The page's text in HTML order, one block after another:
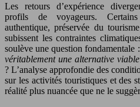
Les retours d’expérience
profils de voyageurs.
authentique, préservée du
subissent les contraintes
soulève une question fondamentale :
véritablement une alternative
? L’analyse approfondie des
sur les activités touristiques et des
réalité plus nuancée que ne le